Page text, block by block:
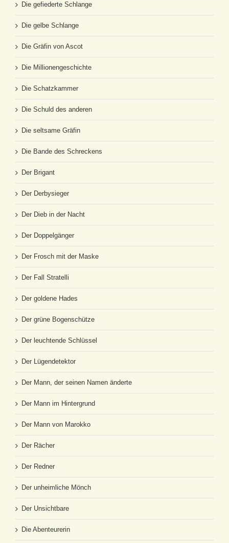
Die gefiederte Schlange
Die gelbe Schlange
Die Gräfin von Ascot
Die Millionengeschichte
Die Schatzkammer
Die Schuld des anderen
Die seltsame Gräfin
Die Bande des Schreckens
Der Brigant
Der Derbysieger
Der Dieb in der Nacht
Der Doppelgänger
Der Frosch mit der Maske
Der Fall Stratelli
Der goldene Hades
Der grüne Bogenschütze
Der leuchtende Schlüssel
Der Lügendetektor
Der Mann, der seinen Namen änderte
Der Mann im Hintergrund
Der Mann von Marokko
Der Rächer
Der Redner
Der unheimliche Mönch
Der Unsichtbare
Die Abenteurerin